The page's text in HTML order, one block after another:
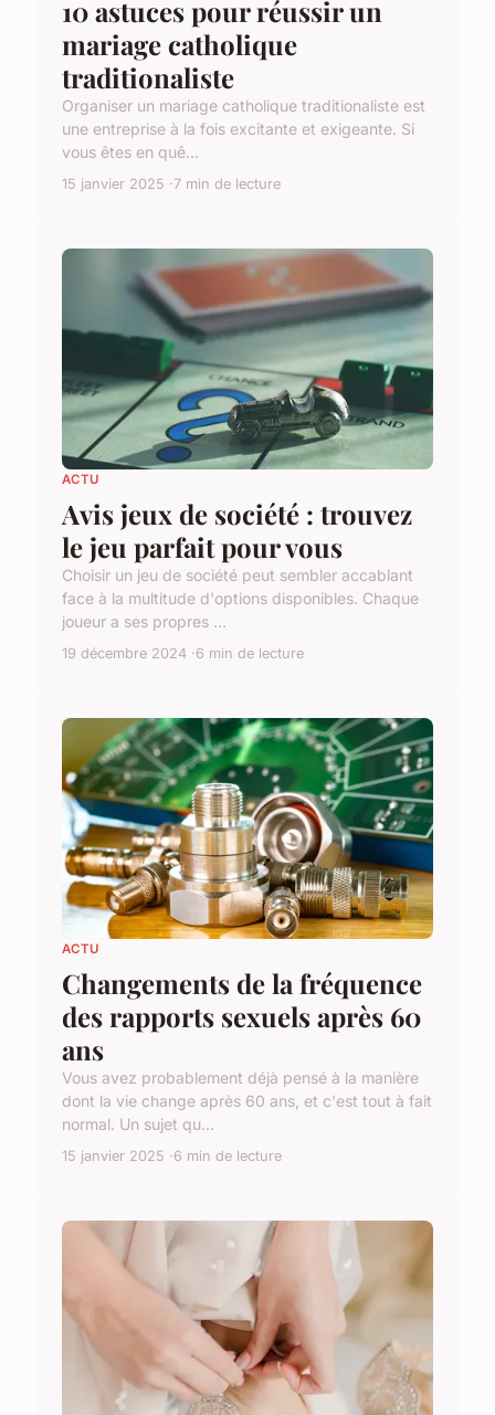
10 astuces pour réussir un
mariage catholique
traditionaliste
Organiser un mariage catholique traditionaliste est
une entreprise à la fois excitante et exigeante. Si
vous êtes en quê...
15 janvier 2025 7 min de lecture
ACTU
Avis jeux de société : trouvez
le jeu parfait pour vous
Choisir un jeu de société peut sembler accablant
face à la multitude d'options disponibles. Chaque
joueur a ses propres ...
19 décembre 2024 6 min de lecture
ACTU
Changements de la fréquence
des rapports sexuels après 60
ans
Vous avez probablement déjà pensé à la manière
dont la vie change après 60 ans, et c'est tout à fait
normal. Un sujet qu...
15 janvier 2025 6 min de lecture